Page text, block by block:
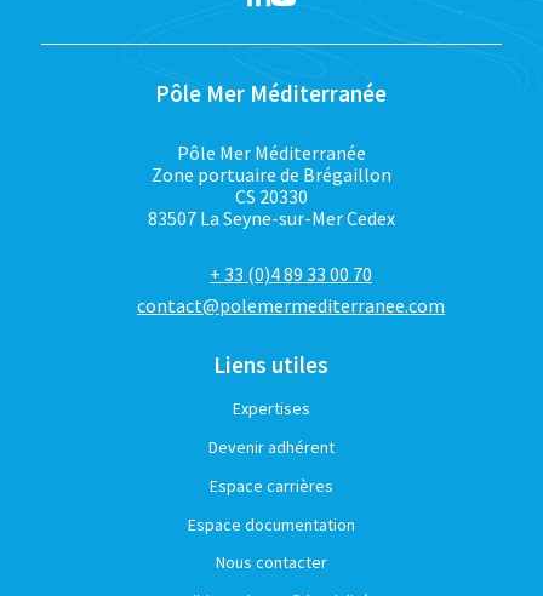
Pôle Mer Méditerranée
Pôle Mer Méditerranée
Zone portuaire de Brégaillon
CS 20330
83507 La Seyne-sur-Mer Cedex
+ 33 (0)4 89 33 00 70
contact@polemermediterranee.com
Liens utiles
Expertises
Devenir adhérent
Espace carrières
Espace documentation
Nous contacter